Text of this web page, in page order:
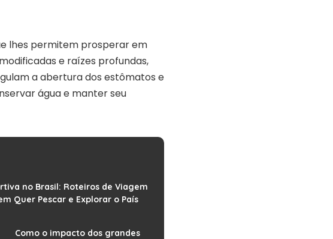
lhes permitem prosperar em
e raízes profundas,
a abertura dos estômatos e
água e manter seu
no Brasil: Roteiros de Viagem
Quer Pescar e Explorar o País
Como o impacto dos grandes